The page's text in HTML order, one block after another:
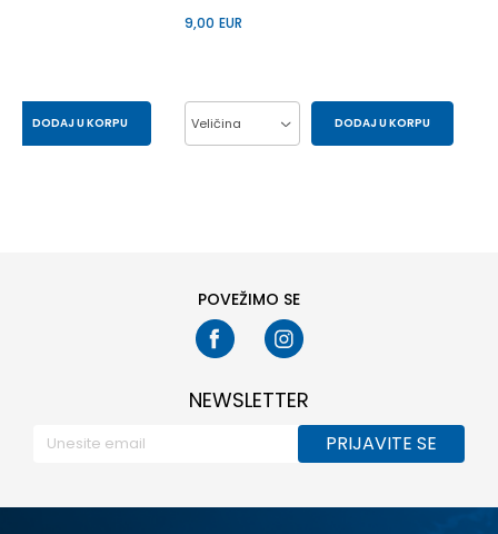
DODAJ U KORPU
9,00 EUR
Veličina DODAJ U KORPU
POVEŽIMO SE
NEWSLETTER
PRIJAVITE SE